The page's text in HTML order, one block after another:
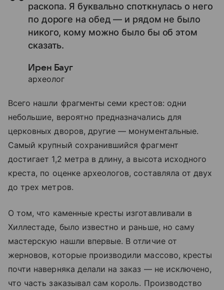
раскопа. Я буквально споткнулась о него
по дороге на обед — и рядом не было
никого, кому можно было бы об этом
сказать.
Ирен Бауг
археолог
Всего нашли фрагменты семи крестов: одни
небольшие, вероятно предназначались для
церковных дворов, другие — монументальные.
Самый крупный сохранившийся фрагмент
достигает 1,2 метра в длину, а высота исходного
креста, по оценке археологов, составляла от двух
до трех метров.
О том, что каменные кресты изготавливали в
Хиллестаде, было известно и раньше, но саму
мастерскую нашли впервые. В отличие от
жерновов, которые производили массово, кресты
почти наверняка делали на заказ — не исключено,
что часть заказывал сам король. Производство